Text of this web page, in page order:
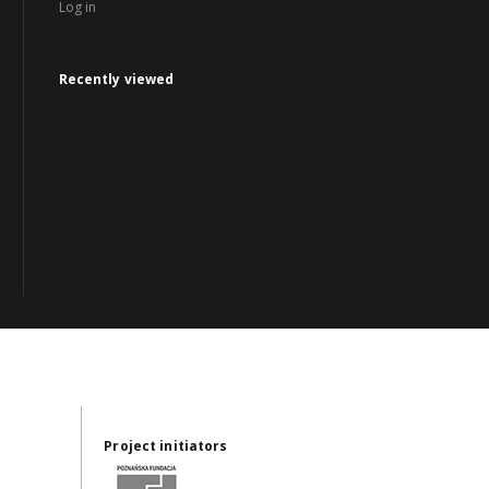
Log in
Recently viewed
Project initiators